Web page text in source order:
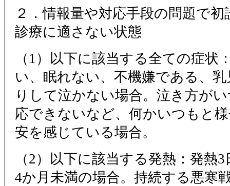
２．情報量や対応手段の問題で
診療に適さない状態
（1）以下に該当する全ての症状
い、眠れない、不機嫌である、
りして泣かない場合。泣き方が
応できないなど、何かいつもと
安を感じている場合。
（2）以下に該当する発熱：発熱
4か月未満の場合。持続する悪寒